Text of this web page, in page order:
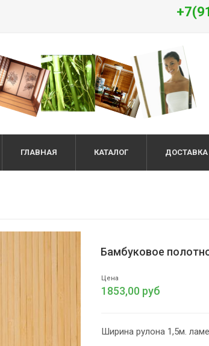
ГЛАВНАЯ КАТАЛОГ ДОСТАВКА
Бамбуковое
Цена
1853,00 руб
Ширина рулона 1,5м.